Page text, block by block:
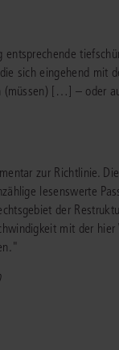
und
Alle
sich eingehend mit
(müssen) […] – oder
zur Richtlinie.
lesenswerte
der
mit der